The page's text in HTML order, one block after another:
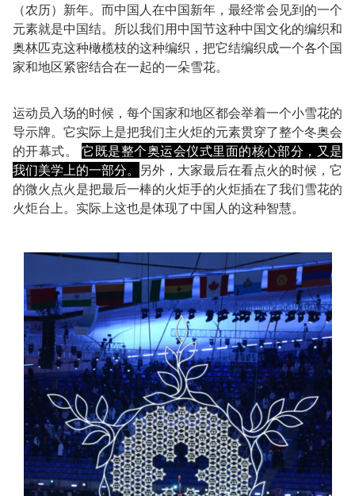
（农历）新年。而中国人在中国新年，最经常会见到的一个
元素就是中国结。所以我们用中国节这种中国文化的编织和
奥林匹克这种橄榄枝的这种编织，把它结编织成一个各个国
家和地区紧密结合在一起的一朵雪花。
运动员入场的时候，每个国家和地区都会举着一个小雪花的
导示牌。它实际上是把我们主火炬的元素贯穿了整个冬奥会
的开幕式。它既是整个奥运会仪式里面的核心部分，又是
我们美学上的一部分。
另外，大家最后在看点火的时候，它
的微火点火是把最后一棒的火炬手的火炬插在了我们雪花的
火炬台上。实际上这也是体现了中国人的这种智慧。